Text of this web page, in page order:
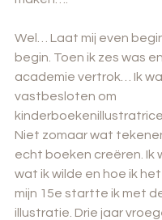
Wel… Laat mij even
begin. Toen ik zes was
academie vertrok… Ik
vastbesloten om
Niet zomaar wat
echt boeken creëren. Ik
wat ik wilde en hoe ik
mijn 15e startte ik met
illustratie. Drie jaar